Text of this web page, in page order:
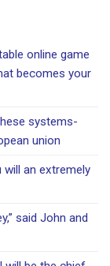
online game
becomes your
systems-
union
an extremely
said John and